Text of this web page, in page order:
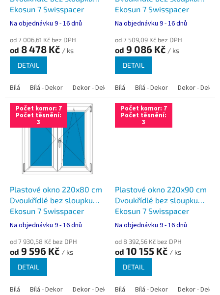
Ekosun 7 Swisspacer
Ultimate
Na objednávku 9 - 16 dnů
od 7 006,61 Kč bez DPH
od 8 478 Kč / ks
DETAIL
Bílá Bílá - Dekor Dekor - Dekor Bílá - Antracit Bílá - Zlatý dub
Ekosun 7 Swisspacer
Ultimate
Na objednávku 9 - 16 dnů
od 7 509,09 Kč bez DPH
od 9 086 Kč / ks
DETAIL
Bílá Bílá - Dekor Dekor - Dekor
Počet komor: 7
Počet těsnění:
3
Plastové okno 220x80 cm
Dvoukřídlé bez sloupku
Ekosun 7 Swisspacer
Ultimate
Na objednávku 9 - 16 dnů
od 7 930,58 Kč bez DPH
od 9 596 Kč / ks
DETAIL
Bílá Bílá - Dekor Dekor - Dekor Bílá - Antracit Bílá - Zlatý dub
Počet komor: 7
Počet těsnění:
3
Plastové okno 220x90 cm
Dvoukřídlé bez sloupku
Ekosun 7 Swisspacer
Ultimate
Na objednávku 9 - 16 dnů
od 8 392,56 Kč bez DPH
od 10 155 Kč / ks
DETAIL
Bílá Bílá - Dekor Dekor - Dekor